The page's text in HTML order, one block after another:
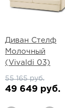
Диван Стелф
Молочный
(Vivaldi 03)
55 165 руб.
49 649 руб.